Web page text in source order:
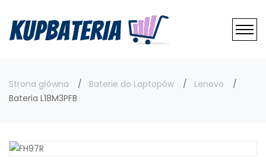
Strona główna Baterie do Laptopów
Lenovo
Bateria L18M3PFB